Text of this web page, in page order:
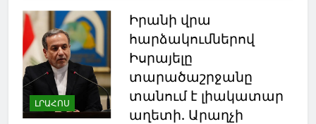
ԼՐԱՀՈՍ
Իրանի վրա
հարձակումներով
Իսրայելը
տարածաշրջանը
տանում է լիակատար
աղետի. Արաղչի